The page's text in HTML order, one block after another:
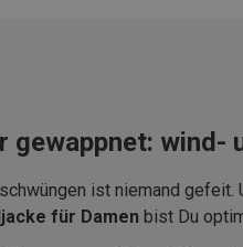
gewappnet: wind-
ist niemand
für Damen bist Du